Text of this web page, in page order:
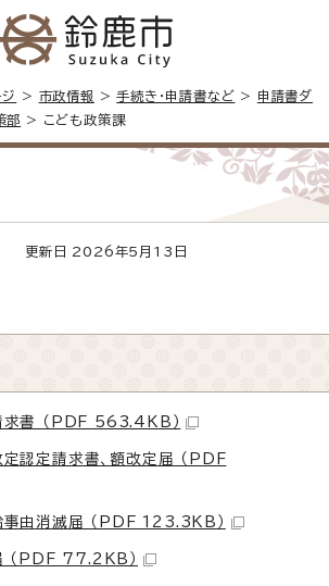
ジ > 市政情報 >手続き・申請書など > 申請書ダ
部 > こども政策課
更新日 2026年5月13日
求書 （PDF 563.4KB）
認定請求書、額改定届 （PDF
由消滅届 （PDF 123.3KB）
（PDF 77.2KB）